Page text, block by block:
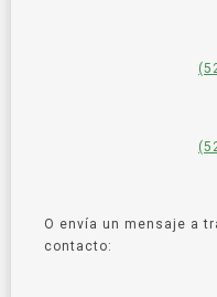
O envía un mensaje a
contacto: